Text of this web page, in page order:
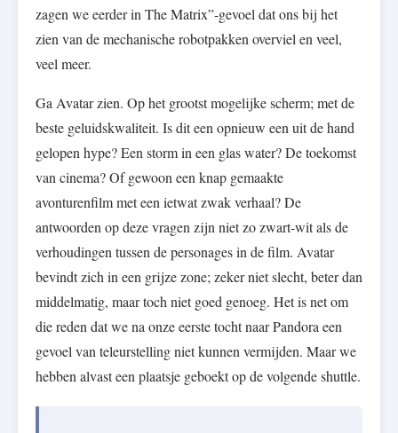
zagen we eerder in The Matrix”-gevoel dat ons bij het
zien van de mechanische robotpakken overviel en veel,
veel meer.
Ga Avatar zien. Op het grootst mogelijke scherm; met de
beste geluidskwaliteit. Is dit een opnieuw een uit de hand
gelopen hype? Een storm in een glas water? De toekomst
van cinema? Of gewoon een knap gemaakte
avonturenfilm met een ietwat zwak verhaal? De
antwoorden op deze vragen zijn niet zo zwart-wit als de
verhoudingen tussen de personages in de film. Avatar
bevindt zich in een grijze zone; zeker niet slecht, beter dan
middelmatig, maar toch niet goed genoeg. Het is net om
die reden dat we na onze eerste tocht naar Pandora een
gevoel van teleurstelling niet kunnen vermijden. Maar we
hebben alvast een plaatsje geboekt op de volgende shuttle.